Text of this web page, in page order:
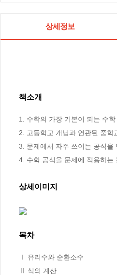
상세정보
책소개
1. 수학의 가장 기본이 되는 수
2. 고등학교 개념과 연관된 중
3. 문제에서 자주 쓰이는 공식을
4. 수학 공식을 문제에 적용하는
상세이미지
목차
Ⅰ 유리수와 순환소수
Ⅱ 식의 계산